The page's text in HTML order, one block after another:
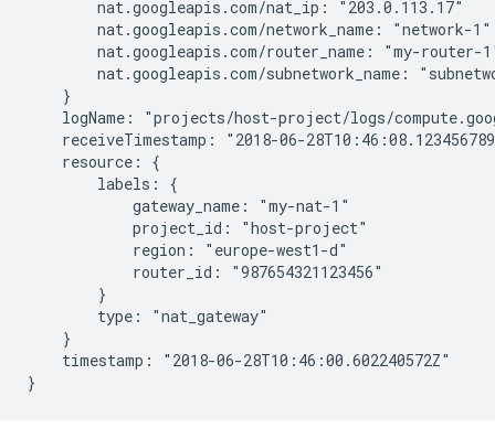
        nat.googleapis.com/nat_ip: "203.0.113.17"
        nat.googleapis.com/network_name: "network-1"
nat.googleapis.com/router_name: "my-router-
nat.googleapis.com/subnetwork_name:
    }
logName: "projects/host-project/logs/
receiveTimestamp: "2018-06-
    resource: {
        labels: {
            gateway_name: "my-nat-1"
            project_id: "host-project"
            region: "europe-west1-d"
            router_id: "987654321123456"
        }
        type: "nat_gateway"
    }
    timestamp: "2018-06-28T10:46:00.602240572Z"